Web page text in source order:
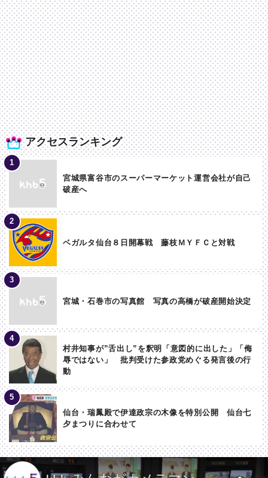
アクセスランキング
宮城県富谷市のスーパーマーケット運営会社が自己
破産へ
ベガルタ仙台８日開幕戦 藤枝ＭＹＦＣと対戦
宮城・石巻市の写真館 写真の高橋が破産開始決定
村井知事が”舌出し”を釈明「意図的に出した」「侮
辱ではない」 批判受けた参政党めぐる発言後の行
動
仙台・瑞鳳殿で伊達政宗の木像を特別公開 仙台七
夕まつりに合わせて